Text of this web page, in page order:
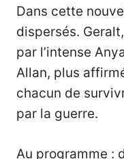
Dans cette
dispersés. Geralt,
par l’intense
Allan, plus
chacun de
par la guerre.
Au programme :